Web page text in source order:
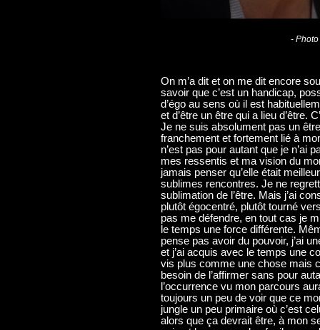
-
On m’a dit et on me dit encore
savoir que c’est un handicap,
d’égo au sens où il est
et d’être un être qui a lieu d’être.
Je ne suis absolument pas un
franchement et fortement lié à
n’est pas pour autant que je n’ai
mes ressentis et ma vision du
jamais penser qu’elle était
sublimes rencontres. Je ne
sublimation de l’être. Mais j’ai
plutôt égocentré, plutôt tourné
pas me défendre, en tout cas je
le temps une force différente.
pense pas avoir du pouvoir, j’ai
et j’ai acquis avec le temps une
vis plus comme une chose mais
besoin de l’affirmer sans pour
l’occurrence vu mon parcours
toujours un peu de voir que ce
jungle un peu primaire où c’est
alors que ça devrait être, à mon